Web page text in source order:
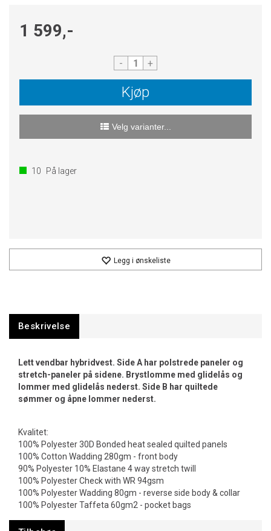
1 599,-
- +
Kjøp
Velg varianter...
10 På lager
Legg i ønskeliste
Beskrivelse
Lett vendbar hybridvest. Side A har polstrede paneler og
stretch-paneler på sidene. Brystlomme med glidelås og
lommer med glidelås nederst. Side B har quiltede
sømmer og åpne lommer nederst.
Kvalitet:
100% Polyester 30D Bonded heat sealed quilted panels
100% Cotton Wadding 280gm - front body
90% Polyester 10% Elastane 4 way stretch twill
100% Polyester Check with WR 94gsm
100% Polyester Wadding 80gm - reverse side body & collar
100% Polyester Taffeta 60gm2 - pocket bags